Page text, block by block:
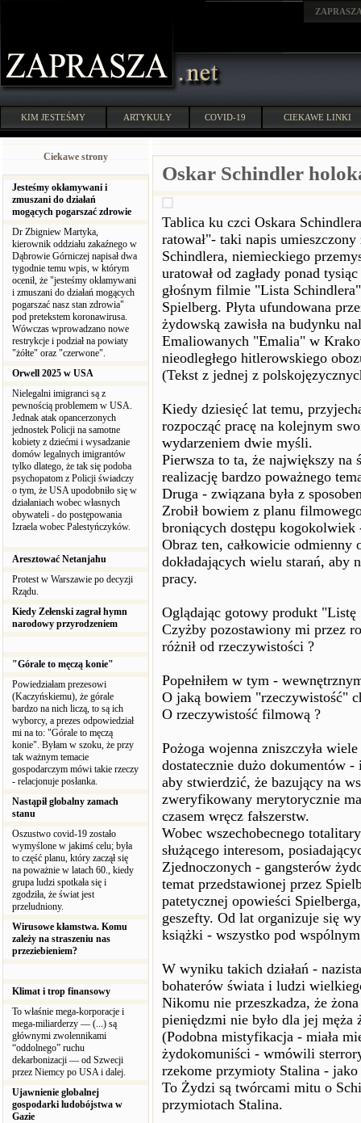
KIM JESTEŚMY ARTYKUŁY COVID-19 CIEKAWE LINKI
Ciekawe strony
Jesteśmy okłamywani i
zmuszani do działań
mogących pogarszać zdrowie
Dr Zbigniew Martyka,
kierownik oddziału zakaźnego w
Dąbrowie Górniczej napisał dwa
tygodnie temu wpis, w którym
ocenił, że "jesteśmy okłamywani
i zmuszani do działań mogących
pogarszać nasz stan zdrowia"
pod pretekstem koronawirusa.
Wówczas wprowadzano nowe
restrykcje i podział na powiaty
"żółte" oraz "czerwone".
Orwell 2025 w USA
Nielegalni imigranci są z
pewnością problemem w USA.
Jednak atak opancerzonych
jednostek Policji na samotne
kobiety z dziećmi i wysadzanie
domów legalnych imigrantów
tylko dlatego, że tak się podoba
psychopatom z Policji świadczy
o tym, że USA upodobniło się w
działaniach wobec własnych
obywateli - do postępowania
Izraela wobec Palestyńczyków.
Aresztować Netanjahu
Protest w Warszawie po decyzji
Rządu.
Kiedy Zełenski zagrał hymn
narodowy przyrodzeniem
"Górale to męczą konie"
Powiedziałam prezesowi
(Kaczyńskiemu), że górale
bardzo na nich liczą, to są ich
wyborcy, a prezes odpowiedział
mi na to: "Górale to męczą
konie". Byłam w szoku, że przy
tak ważnym temacie
gospodarczym mówi takie rzeczy
- relacjonuje posłanka.
Nastąpił globalny zamach
stanu
Oszustwo covid-19 zostało
wymyślone w jakimś celu; była
to część planu, który zaczął się
na poważnie w latach 60., kiedy
grupa ludzi spotkała się i
zgodziła, że świat jest
przeludniony.
Wirusowe kłamstwa. Komu
zależy na straszeniu nas
przeziebieniem?
Klimat i trop finansowy
To właśnie mega-korporacje i
mega-miliarderzy — (...) są
głównymi zwolennikami
“oddolnego” ruchu
dekarbonizacji — od Szwecji
przez Niemcy po USA i dalej.
Ujawnienie globalnej
gospodarki ludobójstwa w
Gazie
Oskar Schindler
Tablica ku czci Oskara
ratował"- taki napis
Schindlera, niemieckiego
uratował od zagłady ponad
głośnym filmie "Lista
Spielberg. Płyta ufundowana
żydowską zawisła na budynku
Emaliowanych "Emalia" w
nieodległego hitlerowskiego
(Tekst z jednej z
Kiedy dziesięć lat temu,
rozpocząć pracę na kolejnym
wydarzeniem dwie myśli.
Pierwsza to ta, że największy
realizację bardzo poważnego
Druga - związana była z
Zrobił bowiem z planu
broniących dostępu
Obraz ten, całkowicie
dokładających wielu starań, aby
pracy.
Oglądając gotowy produkt
Czyżby pozostawiony mi przez
różnił od rzeczywistości ?
Popełniłem w tym -
O jaką bowiem "rzeczywistość"
O rzeczywistość filmową ?
Pożoga wojenna zniszczyła
dostatecznie dużo dokumentów
aby stwierdzić, że bazujący na
zweryfikowany merytorycznie
czasem wręcz fałszerstw.
Wobec wszechobecnego
służącego interesom,
Zjednoczonych - gangsterów
temat przedstawionej przez
patetycznej opowieści
geszefty. Od lat organizuje się
książki - wszystko pod
W wyniku takich działań -
bohaterów świata i ludzi
Nikomu nie przeszkadza, że
pieniędzmi nie było dla jej męża
(Podobna mistyfikacja - miała
żydokomuniści - wmówili
rzekome przymioty Stalina -
To Żydzi są twórcami mitu o
przymiotach Stalina.